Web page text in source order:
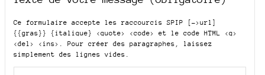
Ce formulaire accepte les raccourcis SPIP
[->url]
{{gras}} {italique} <quote> <code>
et le code HTML <q>
<del> <ins> . Pour créer des paragraphes, laissez
simplement des lignes vides.